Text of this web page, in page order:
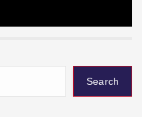
Search